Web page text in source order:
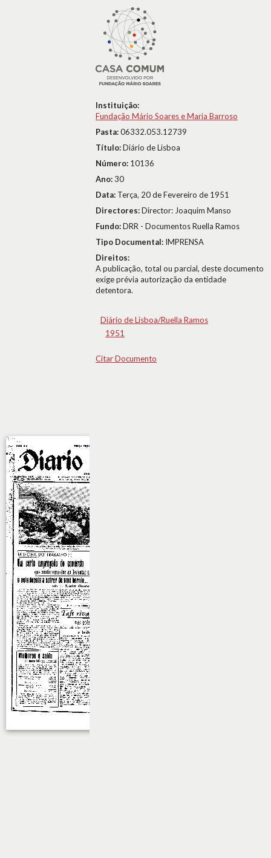
Instituição:
Fundação Mário Soares e Maria Barroso
Pasta:06332.053.12739
Título:Diário de Lisboa
Número: 10136
Ano:30
Data: Terça, 20 de Fevereiro de 1951
Directores:Director: Joaquim Manso
Fundo:DRR - Documentos Ruella Ramos
Tipo Documental: IMPRENSA
Direitos:
A publicação, total ou parcial, deste documento
exige prévia autorização da entidade
detentora.
Diário de Lisboa/Ruella Ramos
1951
Citar Documento